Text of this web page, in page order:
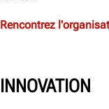
Rencontrez
INNOVATION